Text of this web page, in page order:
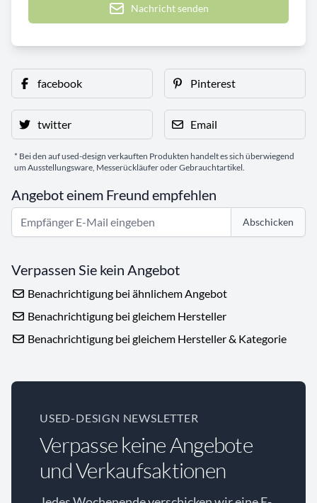
Nachricht senden
facebook Pinterest
twitter Email
* Bei den auf used-design verkauften Produkten handelt es sich überwiegend
um Ausstellungsware, Messerückläufer oder Gebrauchtartikel.
Angebot einem Freund empfehlen
Abschicken
Verpassen Sie kein Angebot
Benachrichtigung bei ähnlichem Angebot
Benachrichtigung bei gleichem Hersteller
Benachrichtigung bei gleichem Hersteller & Kategorie
USED-DESIGN NEWSLETTER
Verpasse keine Angebote
und Verkaufsaktionen